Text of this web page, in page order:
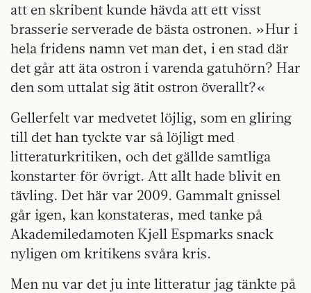
att en skribent kunde hävda att ett visst
brasserie serverade de bästa ostronen. »Hur i
hela fridens namn vet man det, i en stad där
det går att äta ostron i varenda gatuhörn? Har
den som uttalat sig ätit ostron överallt?«
Gellerfelt var medvetet löjlig, som en gliring
till det han tyckte var så löjligt med
litteraturkritiken, och det gällde samtliga
konstarter för övrigt. Att allt hade blivit en
tävling. Det här var 2009. Gammalt gnissel
går igen, kan konstateras, med tanke på
Akademiledamoten Kjell Espmarks snack
nyligen om kritikens svåra kris.
Men nu var det ju inte litteratur jag tänkte på